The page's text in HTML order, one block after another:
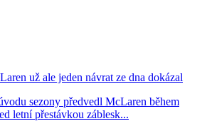
už ale jeden návrat ze dna dokázal
sezony předvedl McLaren během
letní přestávkou záblesk...